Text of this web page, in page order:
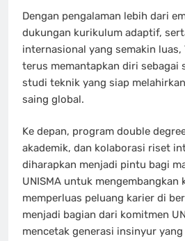
Dengan pengalaman lebih dari
dukungan kurikulum adaptif,
internasional yang semakin luas,
terus memantapkan diri sebagai
studi teknik yang siap
saing global.
Ke depan, program double
akademik, dan kolaborasi riset
diharapkan menjadi pintu bagi
UNISMA untuk mengembangkan
memperluas peluang karier di
menjadi bagian dari komitmen
mencetak generasi insinyur